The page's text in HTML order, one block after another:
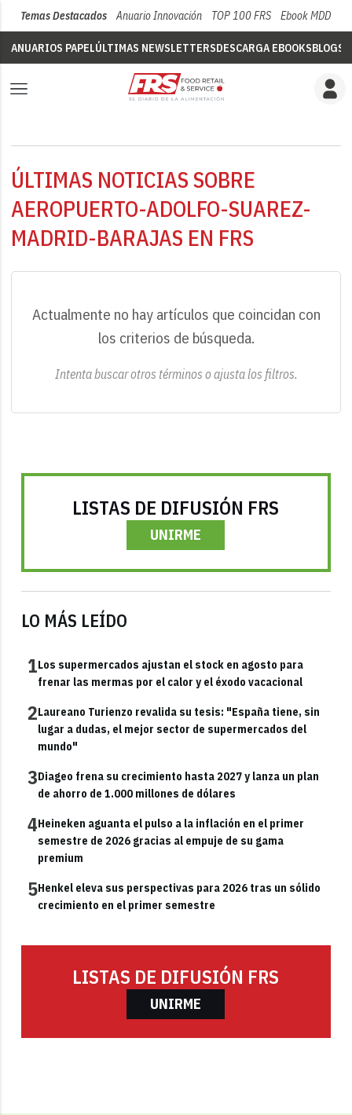
Temas Destacados Anuario Innovación TOP 100 FRS Ebook MDD
ANUARIOS PAPELÚLTIMAS NEWSLETTERSDESCARGA EBOOKSBLOGS
ÚLTIMAS NOTICIAS SOBRE
AEROPUERTO-ADOLFO-SUAREZ-
MADRID-BARAJAS EN FRS
Actualmente no hay artículos que coincidan con
los criterios de búsqueda.
Intenta buscar otros términos o ajusta los filtros.
LISTAS DE DIFUSIÓN FRS
UNIRME
LO MÁS LEÍDO
1Los supermercados ajustan el stock en agosto para
frenar las mermas por el calor y el éxodo vacacional
2Laureano Turienzo revalida su tesis: "España tiene, sin
lugar a dudas, el mejor sector de supermercados del
mundo"
3Diageo frena su crecimiento hasta 2027 y lanza un plan
de ahorro de 1.000 millones de dólares
4Heineken aguanta el pulso a la inflación en el primer
semestre de 2026 gracias al empuje de su gama
premium
5Henkel eleva sus perspectivas para 2026 tras un sólido
crecimiento en el primer semestre
LISTAS DE DIFUSIÓN FRS
UNIRME